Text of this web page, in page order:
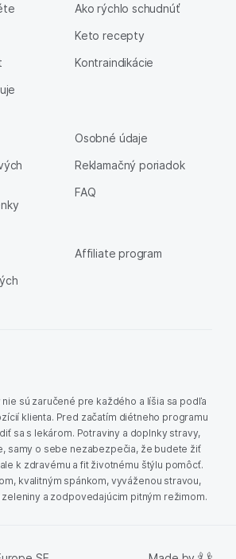
Ako rýchlo schudnúť
Keto recepty
Kontraindikácie
Osobné údaje
Reklamačný poriadok
FAQ
Affiliate program
sú zaručené pre každého a líšia sa podľa
klienta. Pred začatím diétneho programu
sa s lekárom. Potraviny a doplnky stravy,
samy o sebe nezabezpečia, že budete žiť
k zdravému a fit životnému štýlu pomôcť.
kvalitným spánkom, vyváženou stravou,
a zodpovedajúcim pitným režimom.